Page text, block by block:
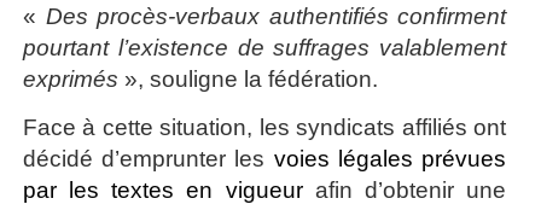
« Des procès-verbaux authentifiés confirment
pourtant l’existence de suffrages valablement
exprimés », souligne la fédération.
Face à cette situation, les syndicats affiliés ont
décidé d’emprunter les voies légales prévues
par les textes en vigueurafin d’obtenir une